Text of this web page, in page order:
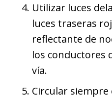
Utilizar luces
luces traseras
reflectante de
los conductores
vía.
Circular siempre